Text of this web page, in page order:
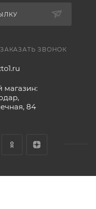
ЗАКАЗАТЬ ЗВОНОК
магазин:
84